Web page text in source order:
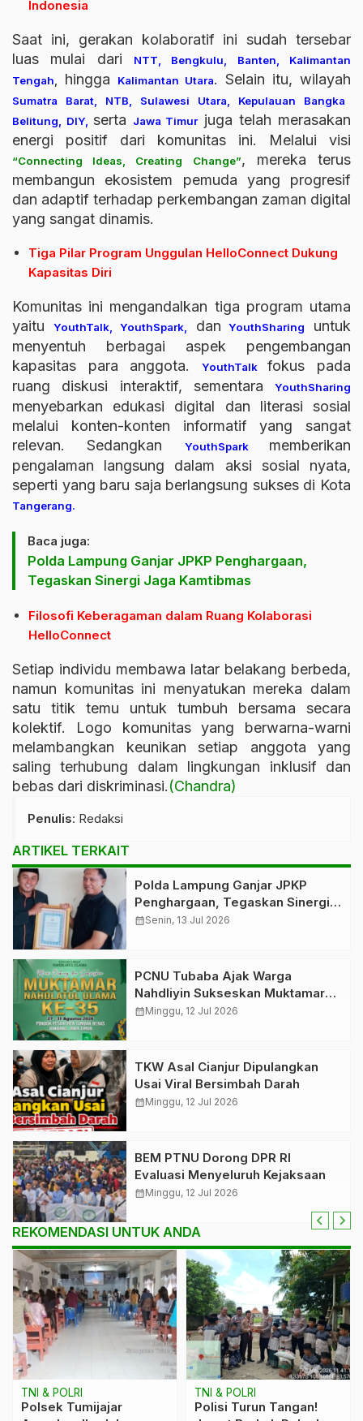
Indonesia
Saat ini, gerakan kolaboratif ini sudah tersebar
luas mulai dari
NTT, Bengkulu, Banten, Kalimantan
Tengah
hingga Kalimantan Utara. Selain itu, wilayah
Sumatra Barat, NTB, Sulawesi Utara, Kepulauan Bangka
Belitung, DIY, serta Jawa Timurjuga telah merasakan
energi positif dari komunitas ini. Melalui visi
“Connecting Ideas, Creating Change”, mereka terus
membangun ekosistem pemuda yang progresif
dan adaptif terhadap perkembangan zaman digital
yang sangat dinamis.
Tiga Pilar Program Unggulan HelloConnect Dukung
Kapasitas Diri
Komunitas ini mengandalkan tiga program utama
yaitu
YouthTalk, YouthSpark, dan YouthSharing
untuk
menyentuh berbagai aspek pengembangan
kapasitas para anggota.
YouthTalkfokus pada
ruang diskusi interaktif, sementara
YouthSharing
menyebarkan edukasi digital dan literasi sosial
melalui konten-konten informatif yang sangat
relevan. Sedangkan
YouthSpark
memberikan
pengalaman langsung dalam aksi sosial nyata,
seperti yang baru saja berlangsung sukses di Kota
Tangerang.
Baca juga:
Polda Lampung Ganjar JPKP Penghargaan,
Tegaskan Sinergi Jaga Kamtibmas
Filosofi Keberagaman dalam Ruang Kolaborasi
HelloConnect
Setiap individu membawa latar belakang berbeda,
namun komunitas ini menyatukan mereka dalam
satu titik temu untuk tumbuh bersama secara
kolektif. Logo komunitas yang berwarna-warni
melambangkan keunikan setiap anggota yang
saling terhubung dalam lingkungan inklusif dan
bebas dari diskriminasi.(Chandra)
Penulis: Redaksi
ARTIKEL TERKAIT
Polda Lampung Ganjar JPKP
Penghargaan, Tegaskan Sinergi
Jaga Kamtibmas
calendar_monthSenin, 13 Jul 2026
PCNU Tubaba Ajak Warga
Nahdliyin Sukseskan Muktamar
NU ke-35 di Jombang
calendar_monthMinggu, 12 Jul 2026
TKW Asal Cianjur Dipulangkan
Usai Viral Bersimbah Darah
calendar_monthMinggu, 12 Jul 2026
BEM PTNU Dorong DPR RI
Evaluasi Menyeluruh Kejaksaan
calendar_monthMinggu, 12 Jul 2026
REKOMENDASI UNTUK ANDA
TNI & POLRI
Polsek Tumijajar
TNI & POLRI
Polisi Turun Tangan!